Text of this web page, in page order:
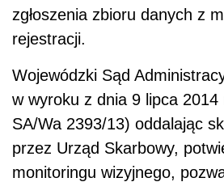
zgłoszenia zbioru danych z
rejestracji.
Wojewódzki Sąd
w wyroku z dnia 9 lipca 2014
SA/Wa 2393/13) oddalając
przez Urząd Skarbowy,
monitoringu wizyjnego,